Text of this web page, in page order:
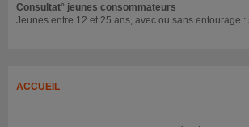
Consultat° jeunes consommateurs
Jeunes entre 12 et 25 ans, avec ou sans entourage :
ACCUEIL